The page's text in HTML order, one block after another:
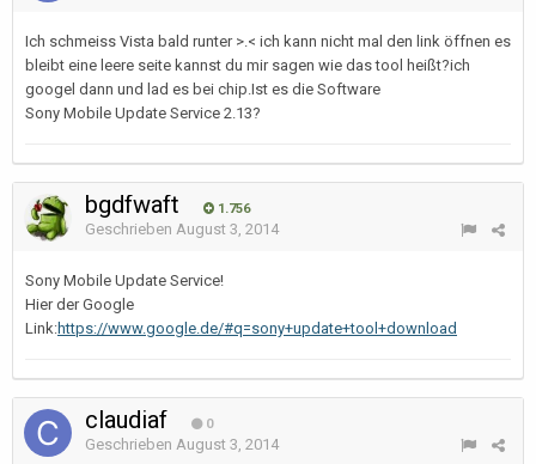
Ich schmeiss Vista bald runter >.< ich kann nicht mal den link öffnen es
bleibt eine leere seite kannst du mir sagen wie das tool heißt?ich
googel dann und lad es bei chip.Ist es die Software
Sony Mobile Update Service 2.13?
bgdfwaft 1.756
Geschrieben August 3, 2014
Sony Mobile Update Service!
Hier der Google
Link:https://www.google.de/#q=sony+update+tool+download
claudiaf 0
Geschrieben August 3, 2014